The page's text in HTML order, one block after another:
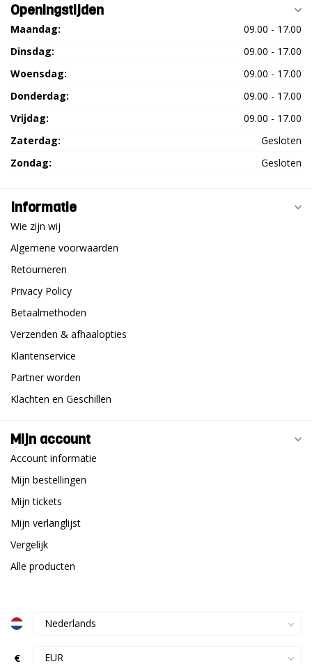
Openingstijden
Maandag:
09.00 - 17.00
Dinsdag:
09.00 - 17.00
Woensdag:
09.00 - 17.00
Donderdag:
09.00 - 17.00
Vrijdag:
09.00 - 17.00
Zaterdag:
Gesloten
Zondag:
Gesloten
Informatie
Wie zijn wij
Algemene voorwaarden
Retourneren
Privacy Policy
Betaalmethoden
Verzenden & afhaalopties
Klantenservice
Partner worden
Klachten en Geschillen
Mijn account
Account informatie
Mijn bestellingen
Mijn tickets
Mijn verlanglijst
Vergelijk
Alle producten
€